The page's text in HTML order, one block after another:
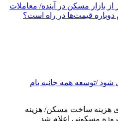
بازار مسکن در آینده/ معاملات
قیمت‌ها در راه است؟
شود /توسعه همه جانبه بام